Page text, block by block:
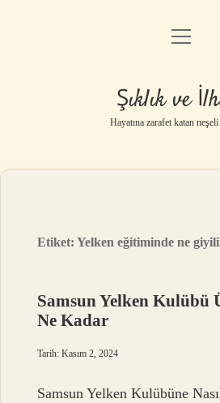
Anasayfa
Gizlilik Politikası
Yasal Uyarı
menüyü
Şıklık ve
Hayatına zarafet katan
Etiket:Yelken eğitiminde ne
Samsun Yelken Kulübü
Ne Kadar
Tarih: Kasım 2, 2024
Samsun Yelken Kulübüne